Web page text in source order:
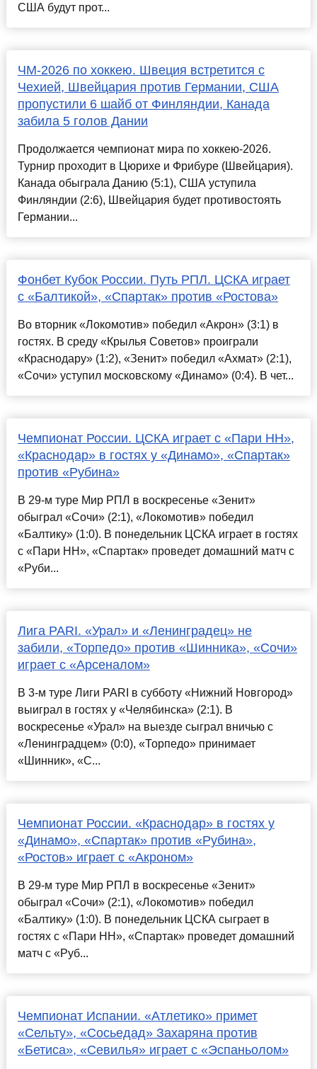
США будут прот...
ЧМ-2026 по хоккею. Швеция встретится с
Чехией, Швейцария против Германии, США
пропустили 6 шайб от Финляндии, Канада
забила 5 голов Дании
Продолжается чемпионат мира по хоккею-2026.
Турнир проходит в Цюрихе и Фрибуре (Швейцария).
Канада обыграла Данию (5:1), США уступила
Финляндии (2:6), Швейцария будет противостоять
Германии...
Фонбет Кубок России. Путь РПЛ. ЦСКА играет
с «Балтикой», «Спартак» против «Ростова»
Во вторник «Локомотив» победил «Акрон» (3:1) в
гостях. В среду «Крылья Советов» проиграли
«Краснодару» (1:2), «Зенит» победил «Ахмат» (2:1),
«Сочи» уступил московскому «Динамо» (0:4). В чет...
Чемпионат России. ЦСКА играет с «Пари НН»,
«Краснодар» в гостях у «Динамо», «Спартак»
против «Рубина»
В 29-м туре Мир РПЛ в воскресенье «Зенит»
обыграл «Сочи» (2:1), «Локомотив» победил
«Балтику» (1:0). В понедельник ЦСКА играет в гостях
с «Пари НН», «Спартак» проведет домашний матч с
«Руби...
Лига PARI. «Урал» и «Ленинградец» не
забили, «Торпедо» против «Шинника», «Сочи»
играет с «Арсеналом»
В 3-м туре Лиги PARI в субботу «Нижний Новгород»
выиграл в гостях у «Челябинска» (2:1). В
воскресенье «Урал» на выезде сыграл вничью с
«Ленинградцем» (0:0), «Торпедо» принимает
«Шинник», «С...
Чемпионат России. «Краснодар» в гостях у
«Динамо», «Спартак» против «Рубина»,
«Ростов» играет с «Акроном»
В 29-м туре Мир РПЛ в воскресенье «Зенит»
обыграл «Сочи» (2:1), «Локомотив» победил
«Балтику» (1:0). В понедельник ЦСКА сыграет в
гостях с «Пари НН», «Спартак» проведет домашний
матч с «Руб...
Чемпионат Испании. «Атлетико» примет
«Сельту», «Сосьедад» Захаряна против
«Бетиса», «Севилья» играет с «Эспаньолом»